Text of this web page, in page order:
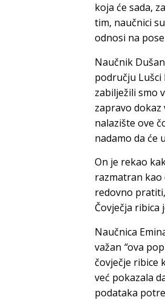
koja će sada,
tim, naučnici
odnosi na
Naučnik
području Lušci
zabilježili smo
zapravo
nalazište ove
nadamo da će
On je rekao
razmatran kao
redovno
Čovječja
Naučnica
važan “ova
čovječje ribice
već pokazala
podataka